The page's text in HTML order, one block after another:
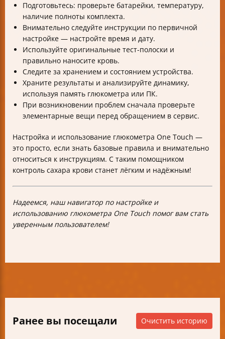
Подготовьтесь: проверьте батарейки, температуру,
наличие полноты комплекта.
Внимательно следуйте инструкции по первичной
настройке — настройте время и дату.
Используйте оригинальные тест-полоски и
правильно наносите кровь.
Следите за хранением и состоянием устройства.
Храните результаты и анализируйте динамику,
используя память глюкометра или ПК.
При возникновении проблем сначала проверьте
элементарные вещи перед обращением в сервис.
Настройка и использование глюкометра One Touch —
это просто, если знать базовые правила и внимательно
относиться к инструкциям. С таким помощником
контроль сахара крови станет лёгким и надёжным!
Надеемся, наш навигатор по настройке и
использованию глюкометра One Touch помог вам стать
уверенным пользователем!
Ранее вы посещали Очистить историю